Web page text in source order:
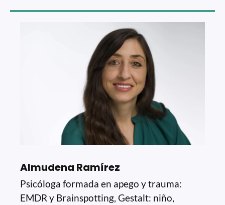
Almudena Ramírez
Psicóloga formada en apego y trauma:
EMDR y Brainspotting, Gestalt: niño,